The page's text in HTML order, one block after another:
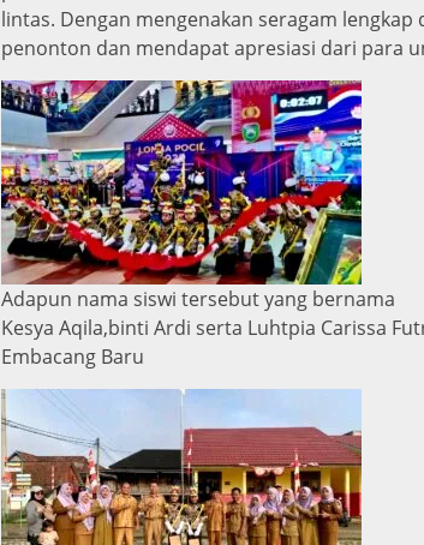
lintas. Dengan mengenakan seragam
penonton dan mendapat apresiasi dari para
Adapun nama siswi tersebut yang bernama
Kesya Aqila,binti Ardi serta Luhtpia Carissa
Embacang Baru